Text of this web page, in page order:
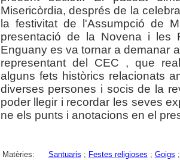
Misericòrdia, després de la
la festivitat de l'Assumpció de
presentació de la Novena i les
Enguany es va tornar a demanar
representant del CEC , que
alguns fets històrics relacionats
diverses persones i socis de la
poder llegir i recordar les seves
ne els punts i anotacions en el
Matèries: Santuaris ; Festes religioses ; Goigs